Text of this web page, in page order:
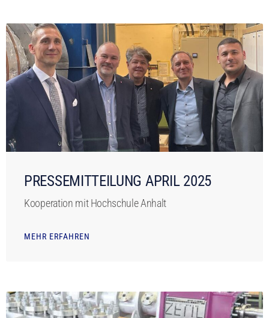
PRESSEMITTEILUNG APRIL 2025
Kooperation mit Hochschule Anhalt
MEHR ERFAHREN